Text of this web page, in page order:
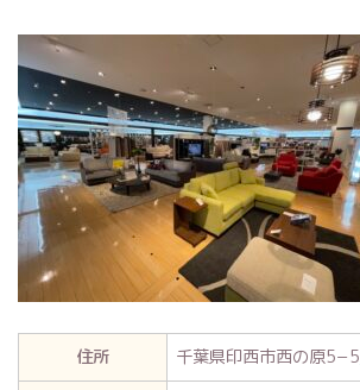
住所 千葉県印西市西の原5−5